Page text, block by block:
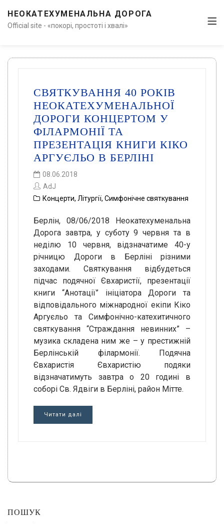
НЕОКАТЕХУМЕНАЛЬНА ДОРОГА
Official site - «покорі, простоті і хвалі»
СВЯТКУВАННЯ 40 РОКІВ
НЕОКАТЕХУМЕНАЛЬНОЇ
ДОРОГИ КОНЦЕРТОМ У
ФІЛАРМОНІЇ ТА
ПРЕЗЕНТАЦІЯ КНИГИ КІКО
АРГУЄЛЬО В БЕРЛІНІ
08.06.2018
AdJ
Концерти, Літургії, Симфонічне святкування
Берлін, 08/06/2018 Неокатехуменальна
Дорога завтра, у суботу 9 червня та в
неділю 10 червня, відзначатиме 40-у
річницю Дороги в Берліні різними
заходами. Святкування відбудеться
підчас подячної Євхаристії, презентації
книги “Анотації” ініціатора Дороги та
відповідального міжнародної екіпи Кіко
Аргуєльо та Симфонічно-катехитичного
святкування “Страждання невинних” –
музика складена ним же – у престижній
Берлінській філармонії. Подячна
Євхаристія Євхаристію подяки
відзначатимуть завтра о 20 годині в
соборі Св. Ядвіги в Берліні, район Мітте.
Читати далі
ПОШУК